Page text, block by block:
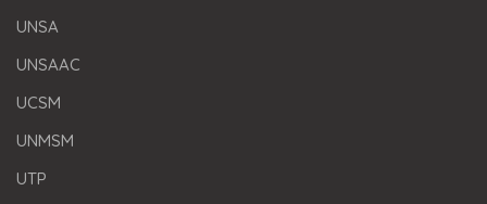
UNSA
UNSAAC
UCSM
UNMSM
UTP